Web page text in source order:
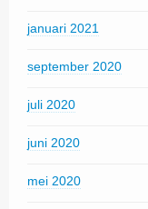
januari 2021
september 2020
juli 2020
juni 2020
mei 2020